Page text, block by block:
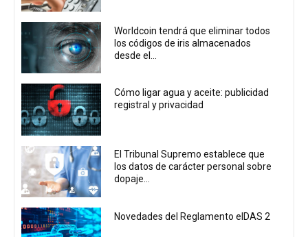
Worldcoin tendrá que eliminar todos
los códigos de iris almacenados
desde el...
Cómo ligar agua y aceite: publicidad
registral y privacidad
El Tribunal Supremo establece que
los datos de carácter personal sobre
dopaje...
Novedades del Reglamento eIDAS 2